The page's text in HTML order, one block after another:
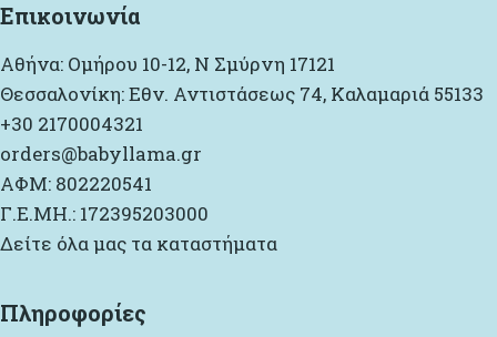
Επικοινωνία
Αθήνα: Ομήρου 10-12, Ν Σμύρνη 17121
Θεσσαλονίκη: Εθν. Αντιστάσεως 74, Καλαμαριά 55133
+30 2170004321
orders@babyllama.gr
ΑΦΜ: 802220541
Γ.Ε.ΜΗ.: 172395203000
Δείτε όλα μας τα καταστήματα
Πληροφορίες